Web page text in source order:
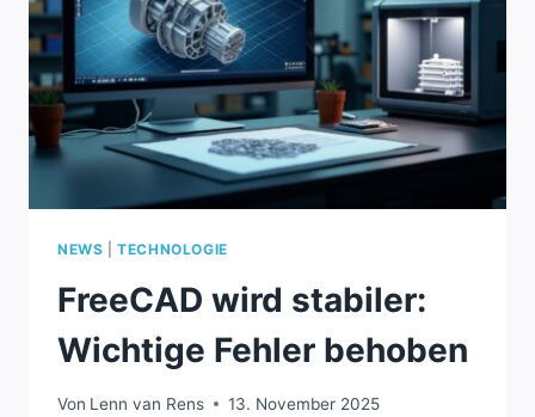
NEWS |TECHNOLOGIE
FreeCAD wird stabiler:
Wichtige Fehler behoben
Von Lenn van Rens 13. November 2025